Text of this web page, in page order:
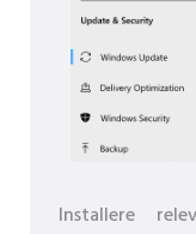
Installere